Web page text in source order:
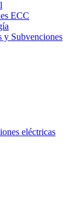
ECC
y Subvenciones
eléctricas